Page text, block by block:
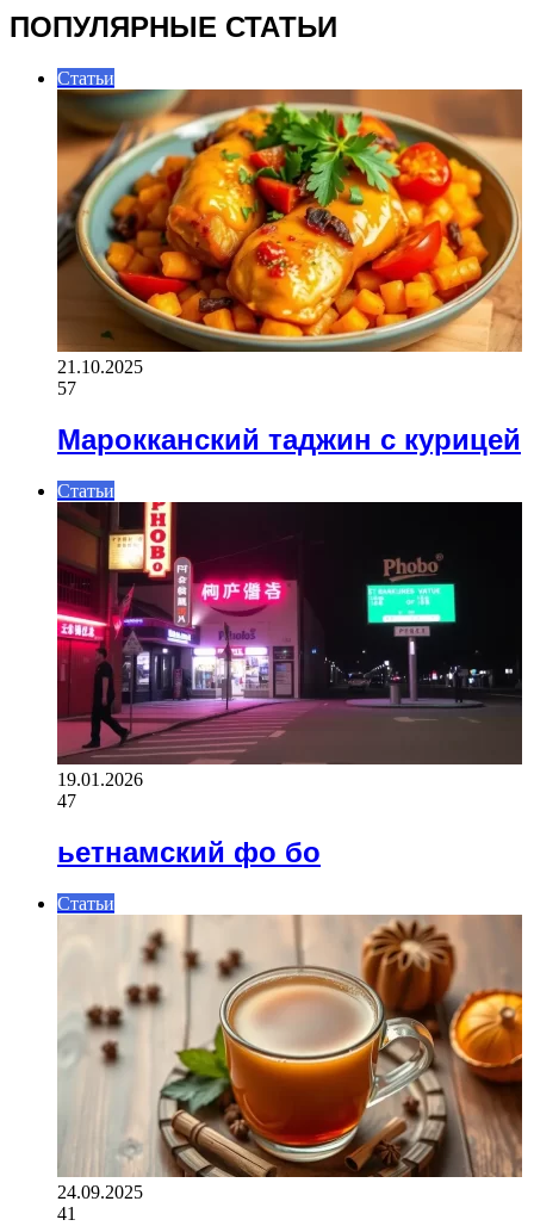
ПОПУЛЯРНЫЕ СТАТЬИ
Статьи
21.10.2025
57
Марокканский таджин с курицей
Статьи
19.01.2026
47
ьетнамский фо бо
Статьи
24.09.2025
41